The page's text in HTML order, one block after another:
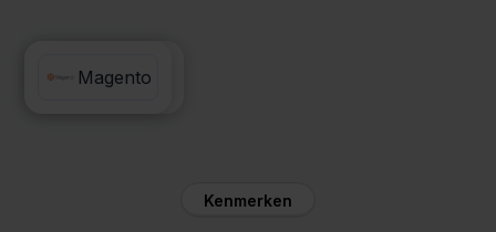
Decathlon
Magento
Kenmerken